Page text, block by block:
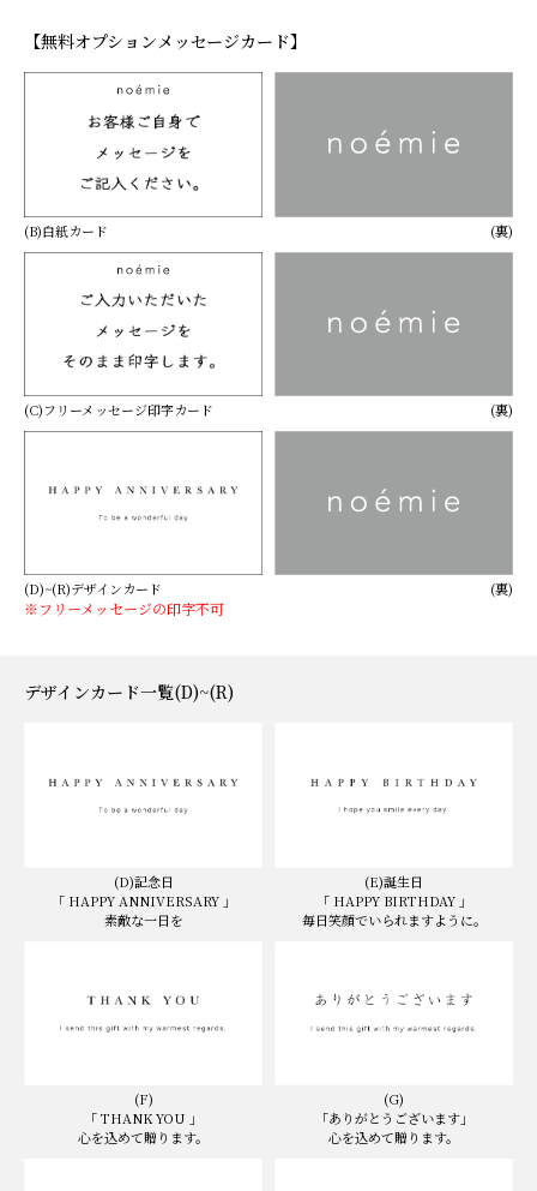
【無料オプションメッセージカード】
(B)白紙カード (裏)
(C)フリーメッセージ印字カード (裏)
(D)~(R)デザインカード (裏)
※フリーメッセージの印字不可
デザインカード一覧(D)~(R)
(D)記念日
「 HAPPY ANNIVERSARY 」
素敵な一日を
(E)誕生日
「 HAPPY BIRTHDAY 」
毎日笑顔でいられますように。
(F)
「 THANK YOU 」
心を込めて贈ります。
(G)
「ありがとうございます」
心を込めて贈ります。